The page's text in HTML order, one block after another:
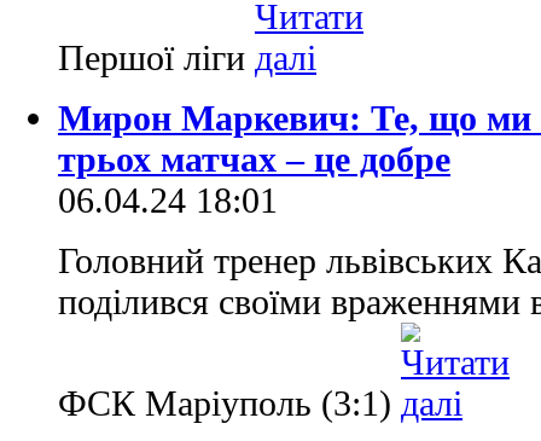
Першої ліги
Мирон Маркевич: Те, що ми
трьох матчах – це добре
06.04.24 18:01
Головний тренер львівських
поділився своїми враженнями
ФСК Маріуполь (3:1)